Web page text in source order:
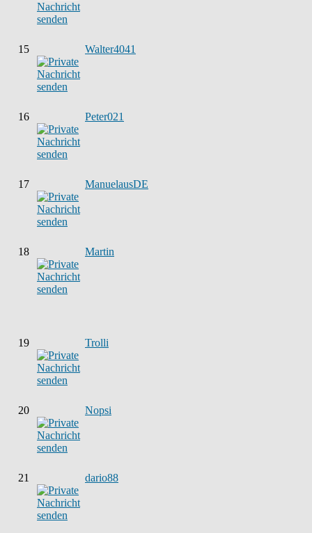
15 Walter4041
16 Peter021
17 ManuelausDE
18 Martin
19 Trolli
20 Nopsi
21 dario88